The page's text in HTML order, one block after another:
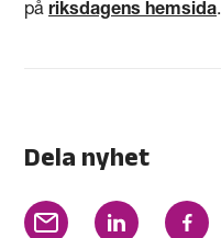
på riksdagens hemsida.
Dela nyhet